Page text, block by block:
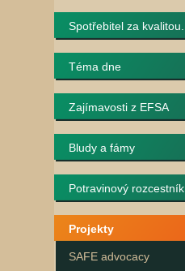
Spotřebitel za kvalitou...
Téma dne
Zajímavosti z EFSA
Bludy a fámy
Potravinový rozcestník
Projekty
SAFE advocacy